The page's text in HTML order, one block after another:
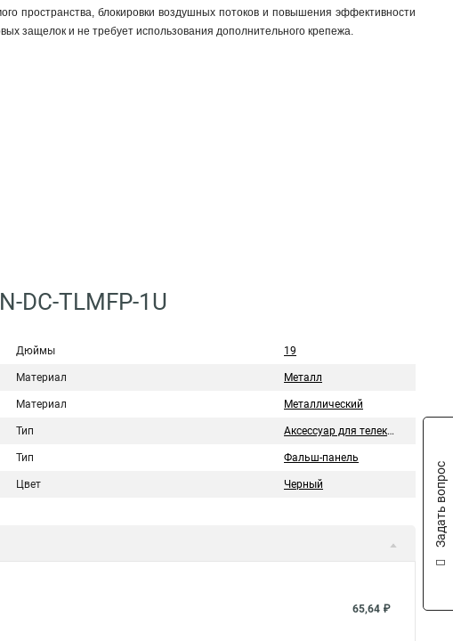
пространства, блокировки воздушных потоков и повышения эффективности
защелок и не требует использования дополнительного крепежа.
DC-TLMFP-1U
Дюймы 19
Материал Металл
Материал Металлический
Тип Аксессуар для телекоммуникационного шкафа
Тип Фальш-панель
Цвет Черный
65,64 ₽
Задать вопрос